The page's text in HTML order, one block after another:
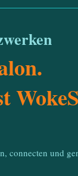
connecten und